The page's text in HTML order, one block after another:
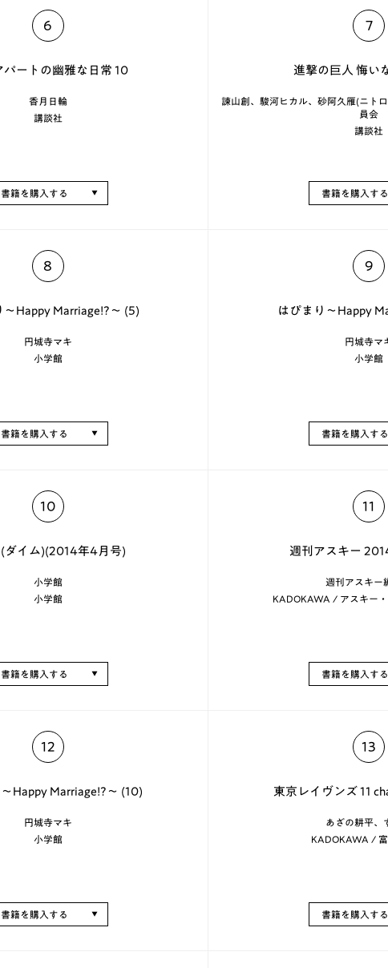
6
パートの幽雅な日常 10
香月日輪
講談社
書籍を購入する
7
進撃の巨人 悔い
諫山創、駿河ヒカル、砂阿久雁(ニト
員会
講談社
書籍を購入する
8
～Happy Marriage!?～ (5)
円城寺マキ
小学館
書籍を購入する
9
はぴまり～Happy
円城寺マ
小学館
書籍を購入する
10
(ダイム)(2014年4月号)
小学館
小学館
書籍を購入する
11
週刊アスキー
週刊アスキー
KADOKAWA / アスキー
書籍を購入する
12
Happy Marriage!?～ (10)
円城寺マキ
小学館
書籍を購入する
13
東京レイヴンズ 11
あざの耕平、
KADOKAWA /
書籍を購入する